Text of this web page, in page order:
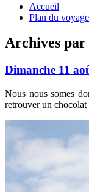
Accueil
Plan du voyage
Archives par
Dimanche 11
Nous nous somes
retrouver un